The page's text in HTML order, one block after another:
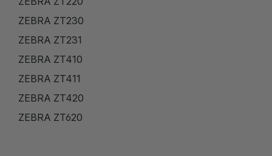
ZEBRA ZT230
ZEBRA ZT231
ZEBRA ZT410
ZEBRA ZT411
ZEBRA ZT420
ZEBRA ZT620